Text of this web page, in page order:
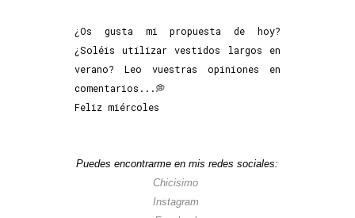
¿Os gusta mi propuesta de hoy?
¿Soléis utilizar vestidos largos en
verano? Leo vuestras opiniones en
comentarios...💭
Feliz miércoles
Puedes encontrarme en mis redes sociales:
Chicisimo
Instagram